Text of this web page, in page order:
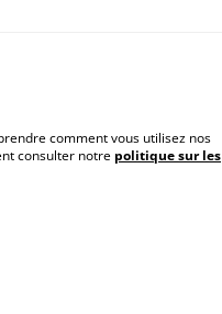
comment vous utilisez nos
consulter notre politique sur les